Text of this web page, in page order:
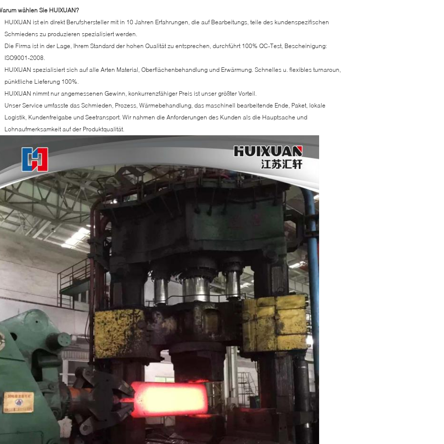
wählen Sie HUIXUAN?
HUIXUAN ist ein direkt Berufshersteller mit in 10 Jahren Erfahrungen, die auf Bearbeitungs, teile des kundenspezifischen
Schmiedens zu produzieren spezialisiert werden.
Die Firma ist in der Lage, Ihrem Standard der hohen Qualität zu entsprechen, durchführt 100% QC-Test, Bescheinigung:
ISO9001-2008.
HUIXUAN spezialisiert sich auf alle Arten Material, Oberflächenbehandlung und Erwärmung. Schnelles u. flexibles turnaroun,
pünktliche Lieferung 100%.
HUIXUAN nimmt nur angemessenen Gewinn, konkurrenzfähiger Preis ist unser größter Vorteil.
Unser Service umfasste das Schmieden, Prozess, Wärmebehandlung, das maschinell bearbeitende Ende, Paket, lokale
Logistik, Kundenfreigabe und Seetransport. Wir nahmen die Anforderungen des Kunden als die Hauptsache und
Lohnaufmerksamkeit auf der Produktqualität.